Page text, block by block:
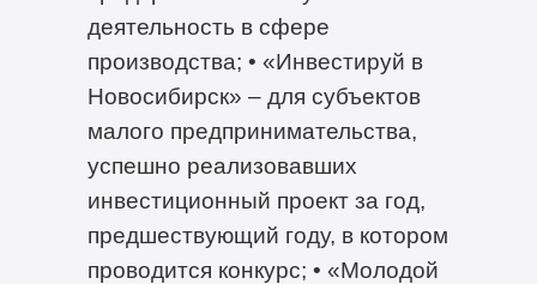
деятельность в сфере
производства; • «Инвестируй в
Новосибирск» – для субъектов
малого предпринимательства,
успешно реализовавших
инвестиционный проект за год,
предшествующий году, в котором
проводится конкурс; • «Молодой